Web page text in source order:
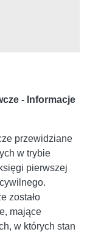
- Informacje
przewidziane
w trybie
pierwszej
zostało
mające
w których stan